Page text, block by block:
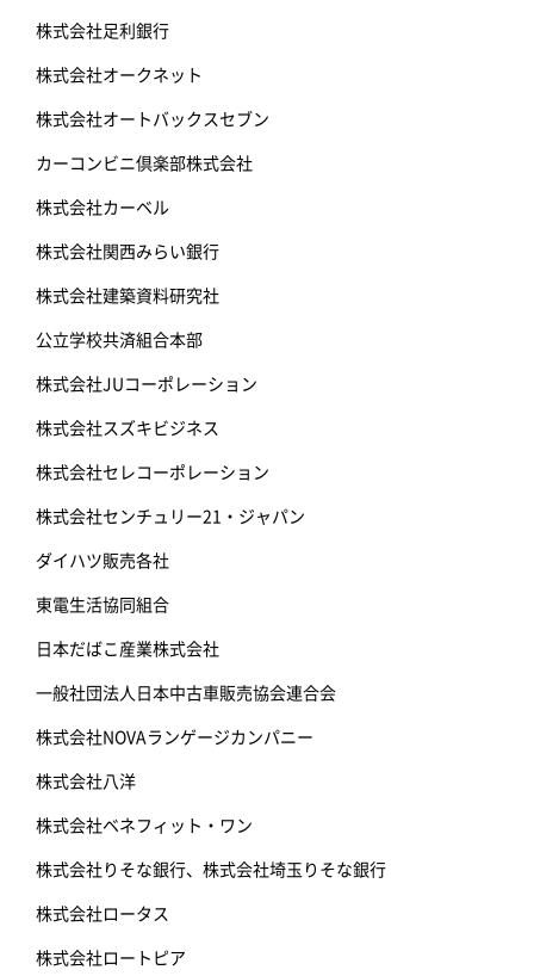
株式会社足利銀行
株式会社オークネット
株式会社オートバックスセブン
カーコンビニ倶楽部株式会社
株式会社カーベル
株式会社関西みらい銀行
株式会社建築資料研究社
公立学校共済組合本部
株式会社JUコーポレーション
株式会社スズキビジネス
株式会社セレコーポレーション
株式会社センチュリー21・ジャパン
ダイハツ販売各社
東電生活協同組合
日本だばこ産業株式会社
一般社団法人日本中古車販売協会連合会
株式会社NOVAランゲージカンパニー
株式会社八洋
株式会社ベネフィット・ワン
株式会社りそな銀行、株式会社埼玉りそな銀行
株式会社ロータス
株式会社ロートピア